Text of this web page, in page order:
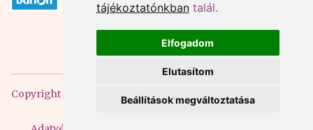
tájékoztatónkbantalál.
Elfogadom
Elutasítom
Beállítások megváltoztatása
Copyright 2026 Mprx. Minden jog fenntartva